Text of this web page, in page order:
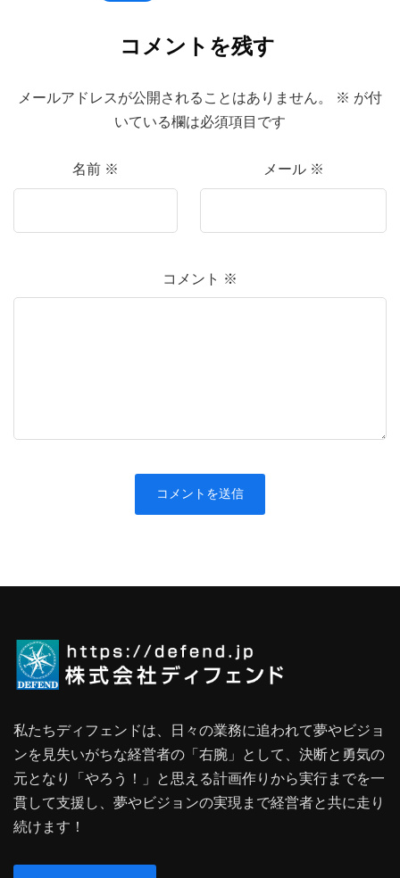
コメントを残す
メールアドレスが公開されることはありません。 ※ が付
いている欄は必須項目です
名前 ※ メール ※
コメント ※
私たちディフェンドは、日々の業務に追われて夢やビジョ
ンを見失いがちな経営者の「右腕」として、決断と勇気の
元となり「やろう！」と思える計画作りから実行までを一
貫して支援し、夢やビジョンの実現まで経営者と共に走り
続けます！